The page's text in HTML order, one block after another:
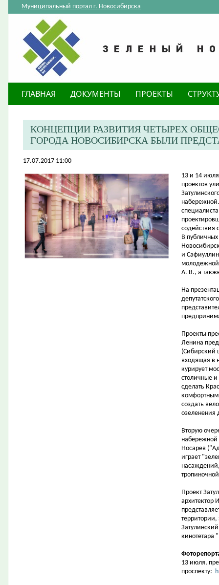
Муниципальный портал г. Новосибирска
ГЛАВНАЯ ДОКУМЕНТЫ ПРОЕКТЫ
КОНЦЕПЦИИ РАЗВИТИЯ ЧЕТЫРЕХ
ГОРОДА НОВОСИБИРСКА БЫЛИ
17.07.2017 11:00
​13 и 14
проектов
содействия
В
и
молодежной
А. В., а
На
Проекты
Ленина
(Сибирский
входящая в
курирует
столичные
сделать
создать
озеленения
Вторую
набережной
Носарев
играет
Проект
архитектор
кинотетара
13 июля,
проспекту: